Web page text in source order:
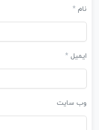
نام *
ایمیل *
وب‌ سایت